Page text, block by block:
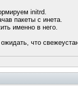
initrd.
пакеты с инета.
именно в него.
что